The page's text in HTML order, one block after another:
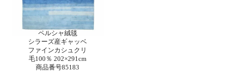
ペルシャ絨毯
シラーズ産ギャッベ
ファインカシュクリ
毛100％ 202×291cm
商品番号85183